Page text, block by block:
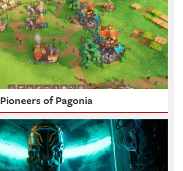
Pioneers of Pagonia